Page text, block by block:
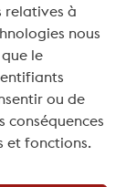
relatives à
nous
le
ou de
conséquences
et fonctions.
une
est